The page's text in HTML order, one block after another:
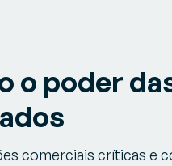
o poder
comerciais críticas e